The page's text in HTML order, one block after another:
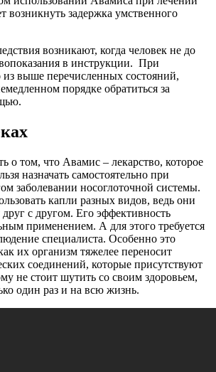
возникнуть задержка умственного
возникают, когда человек не до
в инструкции. При
выше перечисленных состояний,
порядке обратиться за
о том, что Авамис – лекарство, которое
назначать самостоятельно при
заболевании носоглоточной системы.
капли разных видов, ведь они
друг с другом. Его эффективность
применением. А для этого требуется
специалиста. Особенно это
их организм тяжелее переносит
соединений, которые присутствуют
не стоит шутить со своим здоровьем,
один раз и на всю жизнь.